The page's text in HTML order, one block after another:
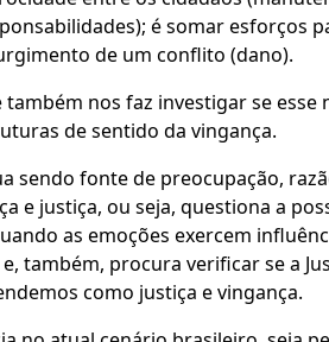
é somar esforços
de um conflito (dano).
também nos faz investigar se
de sentido da vingança.
sendo fonte de preocupação,
e justiça, ou seja, questiona a
as emoções exercem
também, procura verificar se a
como justiça e vingança.